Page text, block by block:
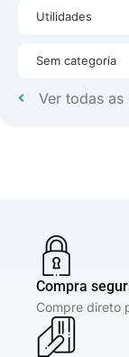
Utilidades
Sem categoria
Ver todas as
Compra
Compre direto